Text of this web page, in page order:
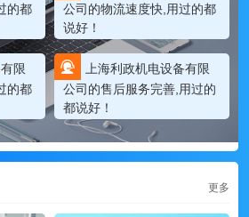
的都
公司的物流速度快,用过的都
说好！
限
的都
上海利政机电设备有限
公司的售后服务完善,用过的
都说好！
更多